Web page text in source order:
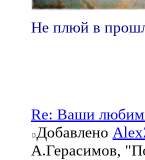
Не плюй в
Re: Ваши
Добавлено
А.Герасимов,